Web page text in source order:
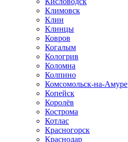
Климовск
Клин
Клинцы
Ковров
Когалым
Кологрив
Коломна
Колпино
Комсомольск-на-Амуре
Копейск
Королёв
Кострома
Котлас
Красногорск
Краснодар